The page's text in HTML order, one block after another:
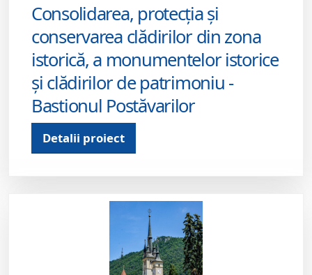
Consolidarea, protecţia şi
conservarea clădirilor din zona
istorică, a monumentelor istorice
şi clădirilor de patrimoniu -
Bastionul Postăvarilor
Detalii proiect